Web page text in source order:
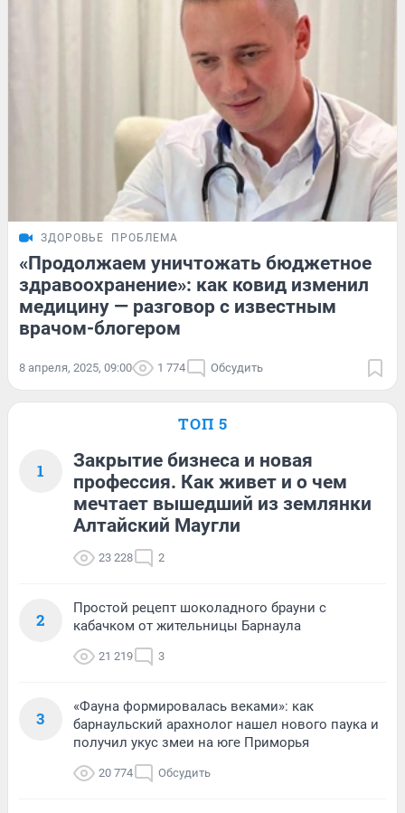
ЗДОРОВЬЕ ПРОБЛЕМА
«Продолжаем уничтожать бюджетное
здравоохранение»: как ковид изменил
медицину — разговор с известным
врачом-блогером
8 апреля, 2025, 09:00 1 774 Обсудить
ТОП 5
1
Закрытие бизнеса и новая
профессия. Как живет и о чем
мечтает вышедший из землянки
Алтайский Маугли
23 228 2
2
Простой рецепт шоколадного брауни с
кабачком от жительницы Барнаула
21 219 3
3
«Фауна формировалась веками»: как
барнаульский арахнолог нашел нового паука и
получил укус змеи на юге Приморья
20 774 Обсудить